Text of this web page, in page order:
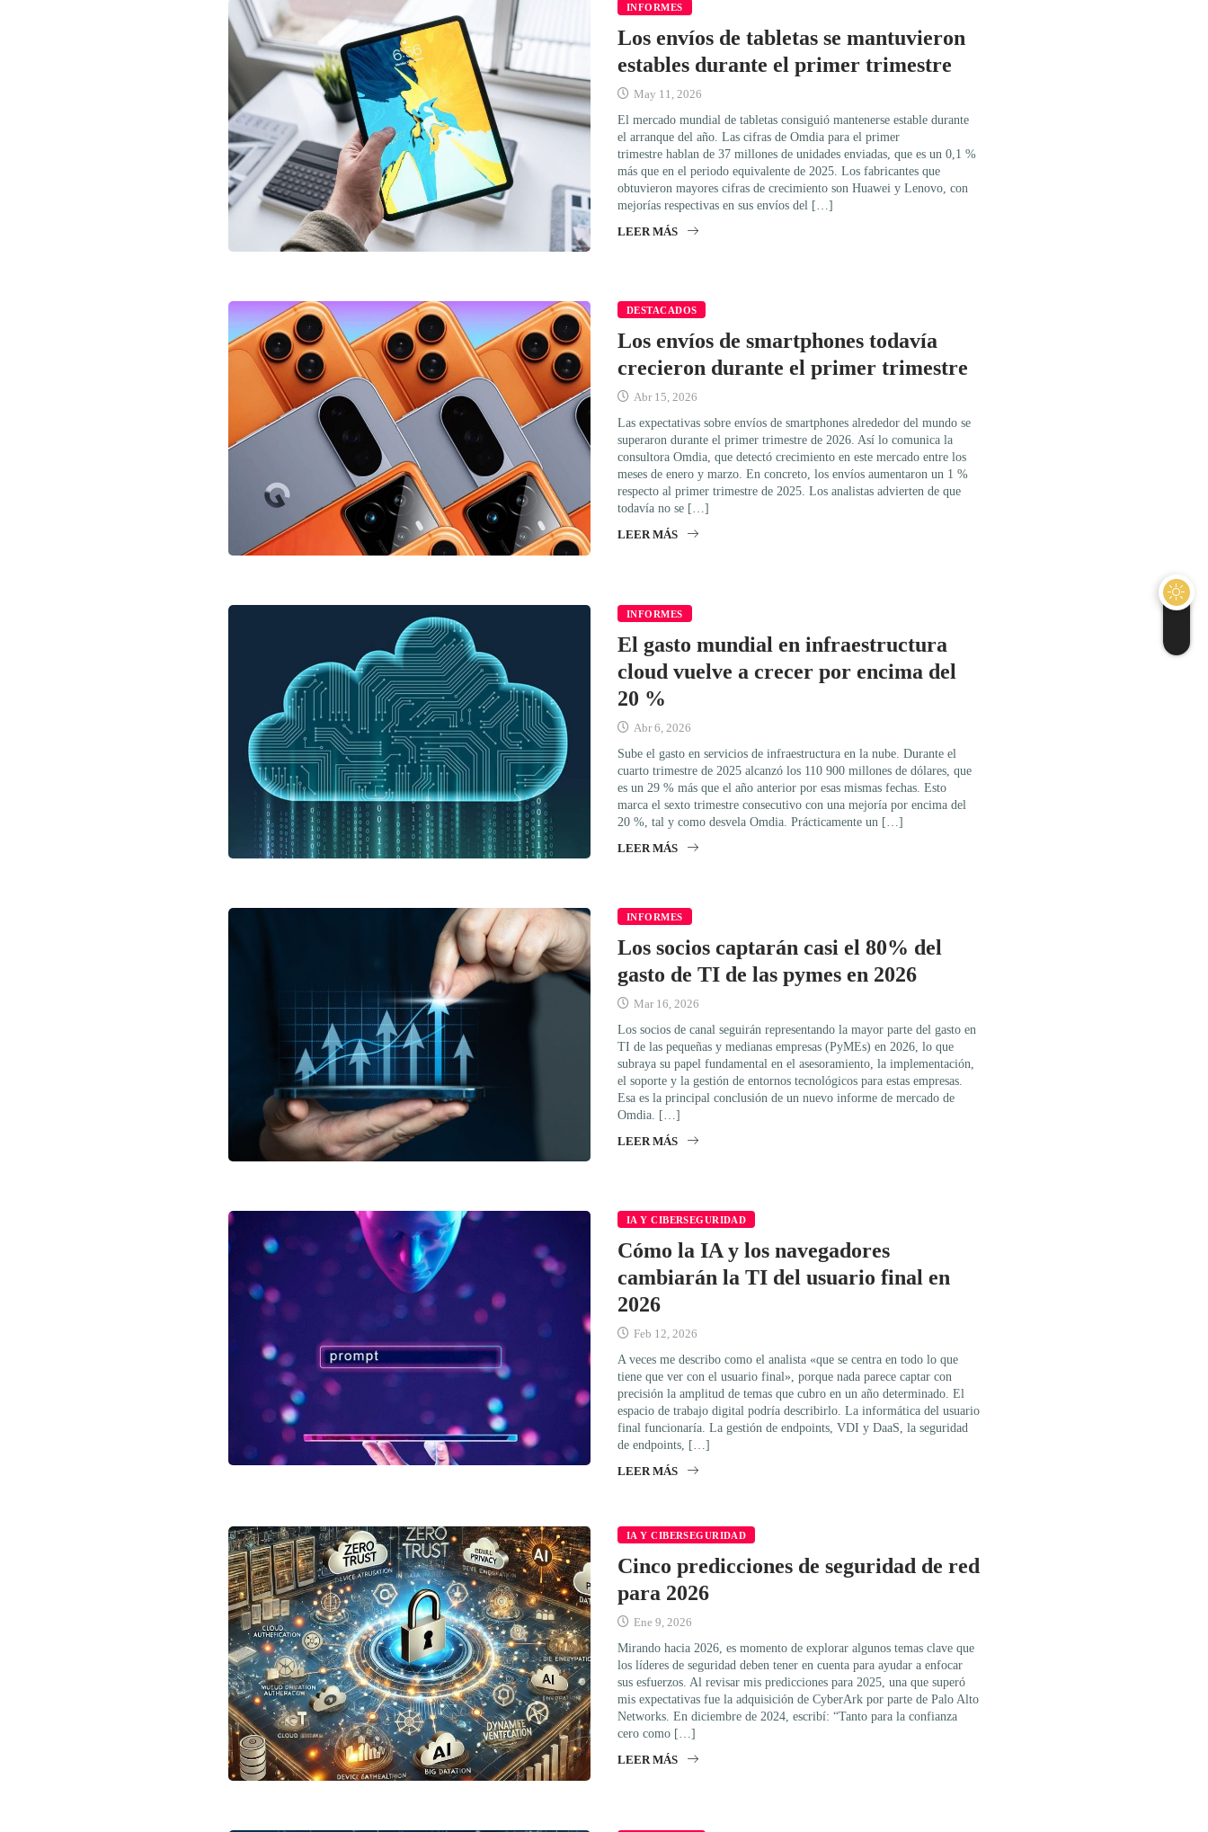
INFORMES
Los envíos de tabletas se mantuvieron
estables durante el primer trimestre
May 11, 2026
El mercado mundial de tabletas consiguió mantenerse estable durante
el arranque del año. Las cifras de Omdia para el primer
trimestre hablan de 37 millones de unidades enviadas, que es un 0,1 %
más que en el periodo equivalente de 2025. Los fabricantes que
obtuvieron mayores cifras de crecimiento son Huawei y Lenovo, con
mejorías respectivas en sus envíos del […]
LEER MÁS
DESTACADOS
Los envíos de smartphones todavía
crecieron durante el primer trimestre
Abr 15, 2026
Las expectativas sobre envíos de smartphones alrededor del mundo se
superaron durante el primer trimestre de 2026. Así lo comunica la
consultora Omdia, que detectó crecimiento en este mercado entre los
meses de enero y marzo. En concreto, los envíos aumentaron un 1 %
respecto al primer trimestre de 2025. Los analistas advierten de que
todavía no se […]
LEER MÁS
INFORMES
El gasto mundial en infraestructura
cloud vuelve a crecer por encima del
20 %
Abr 6, 2026
Sube el gasto en servicios de infraestructura en la nube. Durante el
cuarto trimestre de 2025 alcanzó los 110 900 millones de dólares, que
es un 29 % más que el año anterior por esas mismas fechas. Esto
marca el sexto trimestre consecutivo con una mejoría por encima del
20 %, tal y como desvela Omdia. Prácticamente un […]
LEER MÁS
INFORMES
Los socios captarán casi el 80% del
gasto de TI de las pymes en 2026
Mar 16, 2026
Los socios de canal seguirán representando la mayor parte del gasto en
TI de las pequeñas y medianas empresas (PyMEs) en 2026, lo que
subraya su papel fundamental en el asesoramiento, la implementación,
el soporte y la gestión de entornos tecnológicos para estas empresas.
Esa es la principal conclusión de un nuevo informe de mercado de
Omdia. […]
LEER MÁS
IA Y CIBERSEGURIDAD
Cómo la IA y los navegadores
cambiarán la TI del usuario final en
2026
Feb 12, 2026
A veces me describo como el analista «que se centra en todo lo que
tiene que ver con el usuario final», porque nada parece captar con
precisión la amplitud de temas que cubro en un año determinado. El
espacio de trabajo digital podría describirlo. La informática del usuario
final funcionaría. La gestión de endpoints, VDI y DaaS, la seguridad
de endpoints, […]
LEER MÁS
IA Y CIBERSEGURIDAD
Cinco predicciones de seguridad de red
para 2026
Ene 9, 2026
Mirando hacia 2026, es momento de explorar algunos temas clave que
los líderes de seguridad deben tener en cuenta para ayudar a enfocar
sus esfuerzos. Al revisar mis predicciones para 2025, una que superó
mis expectativas fue la adquisición de CyberArk por parte de Palo Alto
Networks. En diciembre de 2024, escribí: “Tanto para la confianza
cero como […]
LEER MÁS